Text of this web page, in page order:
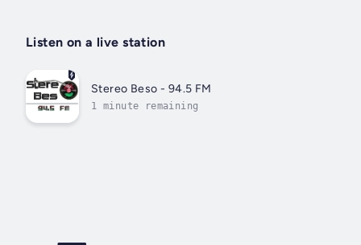
Listen on a live station
Stereo Beso - 94.5 FM
1 minute remaining